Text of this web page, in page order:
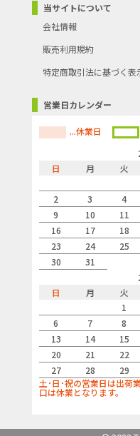
当サイトについて
会社情報
販売利用規約
特定商取引法に基づく表
営業日カレンダー
...休業日
日
月 火
2
3 4
9
10 11
16
17 18
23
24 25
30
31
日
月 火
1
6
7 8
13
14 15
20
21 22
27
28 29
土･日･祝の営業日は出荷
口は休業となります。